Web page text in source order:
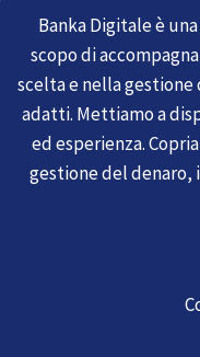
Banka Digitale è
scopo di
scelta e nella
adatti. Mettiamo a
ed esperienza.
gestione del